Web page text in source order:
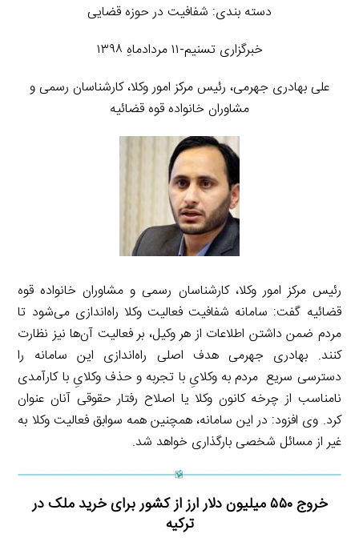
دسته بندی: شفافیت در حوزه قضایی
خبرگزاری تسنیم-۱۱ مردادماهِ ۱۳۹۸
علی بهادری جهرمی، رئیس مرکز امور وکلا، کارشناسان رسمی و
مشاوران خانواده قوه قضائیه
رئیس مرکز امور وکلا، کارشناسان رسمی و مشاوران خانواده قوه
قضائیه گفت: سامانه شفافیت فعالیت وکلا راه‌اندازی می‌شود تا
مردم ضمن داشتن اطلاعات از هر وکیل، بر فعالیت آن‌ها نیز نظارت
کنند. بهادری جهرمی هدف اصلی راه‌اندازی این سامانه را
دسترسی سریع مردم به وکلایِ با تجربه و حذف وکلایِ با کارآمدی
نامناسب از چرخه کانون وکلا یا اصلاح رفتار حقوقی آنان عنوان
کرد. وی افزود: در این سامانه، همچنین همه سوابق فعالیت وکلا به
غیر از مسائل شخصی بارگذاری خواهد شد.
خروج ۵۵۰ میلیون دلار ارز از کشور برای خرید ملک در
ترکیه